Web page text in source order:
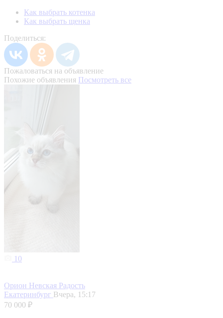
Как выбрать котенка
Как выбрать щенка
Поделиться:
Пожаловаться на объявление
Похожие объявления Посмотреть все
10
Орион Невская Радость
Екатеринбург Вчера, 15:17
70 000 ₽